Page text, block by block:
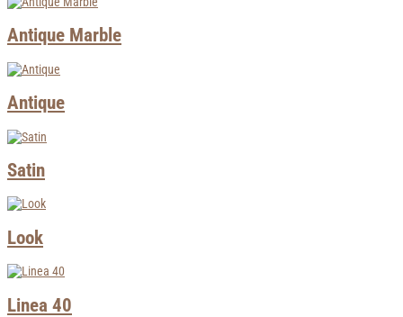
Antique Marble
Antique
Satin
Look
Linea 40